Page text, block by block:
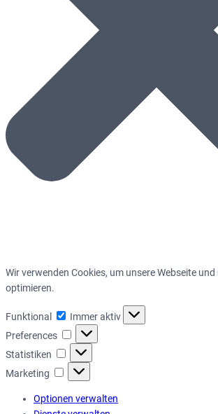
Wir verwenden Cookies, um unsere Webseite und
optimieren.
Funktional Funktional
Immer aktiv
Preferences
Preferences
Statistiken Statistiken
Marketing Marketing
Optionen verwalten